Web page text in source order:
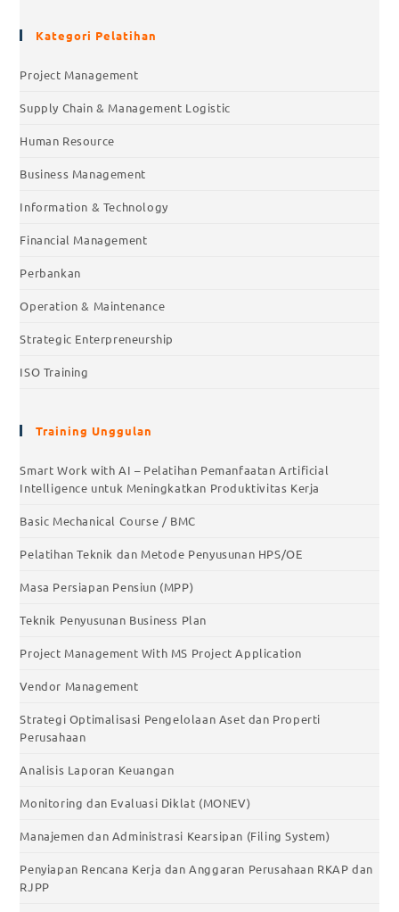
Kategori Pelatihan
Project Management
Supply Chain & Management Logistic
Human Resource
Business Management
Information & Technology
Financial Management
Perbankan
Operation & Maintenance
Strategic Enterpreneurship
ISO Training
Training Unggulan
Smart Work with AI – Pelatihan Pemanfaatan Artificial
Intelligence untuk Meningkatkan Produktivitas Kerja
Basic Mechanical Course / BMC
Pelatihan Teknik dan Metode Penyusunan HPS/OE
Masa Persiapan Pensiun (MPP)
Teknik Penyusunan Business Plan
Project Management With MS Project Application
Vendor Management
Strategi Optimalisasi Pengelolaan Aset dan Properti
Perusahaan
Analisis Laporan Keuangan
Monitoring dan Evaluasi Diklat (MONEV)
Manajemen dan Administrasi Kearsipan (Filing System)
Penyiapan Rencana Kerja dan Anggaran Perusahaan RKAP dan
RJPP